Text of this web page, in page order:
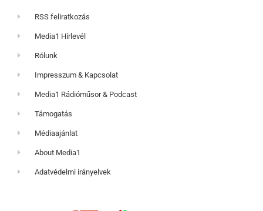
RSS feliratkozás
Media1 Hírlevél
Rólunk
Impresszum & Kapcsolat
Media1 Rádióműsor & Podcast
Támogatás
Médiaajánlat
About Media1
Adatvédelmi irányelvek